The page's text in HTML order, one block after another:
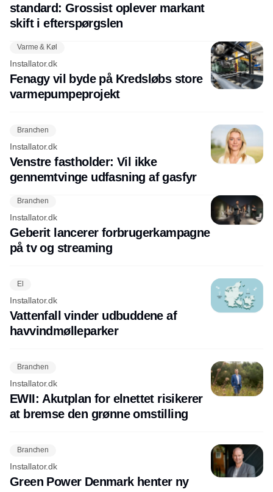
standard: Grossist oplever markant
skift i efterspørgslen
Varme & Køl
Installator.dk
Fenagy vil byde på Kredsløbs store
varmepumpeprojekt
Branchen
Installator.dk
Venstre fastholder: Vil ikke
gennemtvinge udfasning af gasfyr
Branchen
Installator.dk
Geberit lancerer forbrugerkampagne
på tv og streaming
El
Installator.dk
Vattenfall vinder udbuddene af
havvindmølleparker
Branchen
Installator.dk
EWII: Akutplan for elnettet risikerer
at bremse den grønne omstilling
Branchen
Installator.dk
Green Power Denmark henter ny